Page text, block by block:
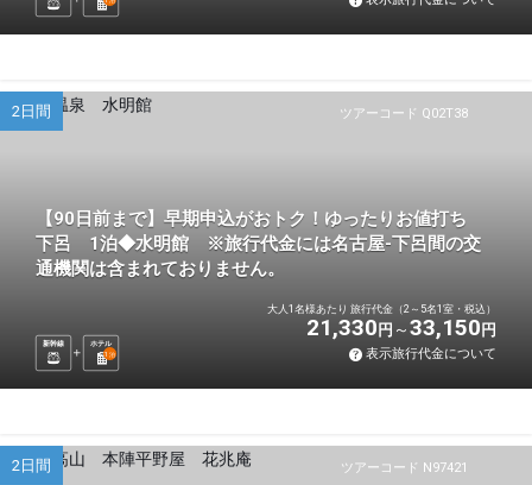
ツアーコード Q02T38
2日間
【90日前まで】早期申込がおトク！ゆったりお値打ち
下呂 1泊◆水明館 ※旅行代金には名古屋-下呂間の交
通機関は含まれておりません。
新幹線
ホテル
1 泊
大人1名様あたり 旅行代金（2～5名1室・税込）
21,330 円 33,150 円
表示旅行代金について
ツアーコード N97421
2日間